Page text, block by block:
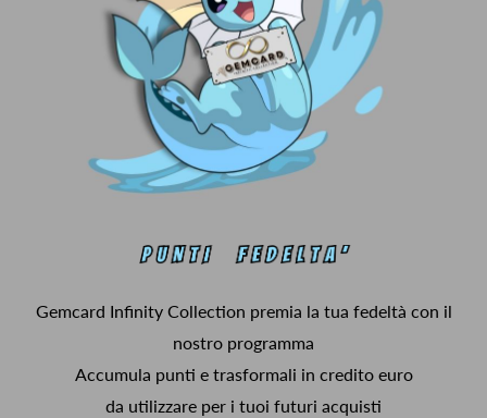
Gemcard Infinity Collection premia la tua fedeltà con il
nostro programma
Accumula punti e trasformali in credito euro
da utilizzare per i tuoi futuri acquisti